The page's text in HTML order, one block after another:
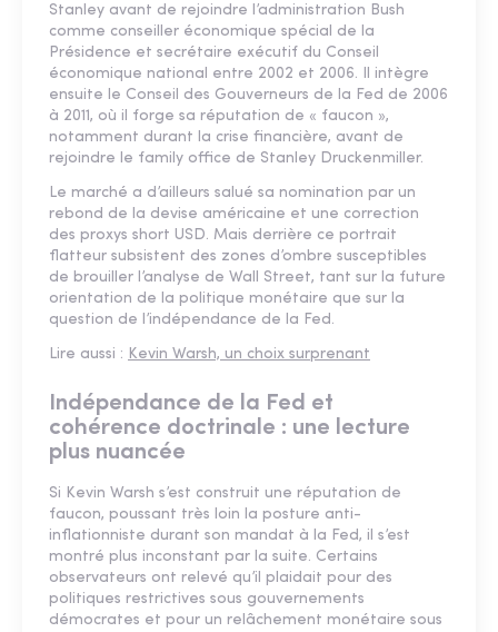
Stanley avant de rejoindre l’administration Bush
comme conseiller économique spécial de la
Présidence et secrétaire exécutif du Conseil
économique national entre 2002 et 2006. Il intègre
ensuite le Conseil des Gouverneurs de la Fed de 2006
à 2011, où il forge sa réputation de « faucon »,
notamment durant la crise financière, avant de
rejoindre le family office de Stanley Druckenmiller.
Le marché a d’ailleurs salué sa nomination par un
rebond de la devise américaine et une correction
des proxys short USD. Mais derrière ce portrait
flatteur subsistent des zones d’ombre susceptibles
de brouiller l’analyse de Wall Street, tant sur la future
orientation de la politique monétaire que sur la
question de l’indépendance de la Fed.
Lire aussi : Kevin Warsh, un choix surprenant
Indépendance de la Fed et
cohérence doctrinale : une lecture
plus nuancée
Si Kevin Warsh s’est construit une réputation de
faucon, poussant très loin la posture anti-
inflationniste durant son mandat à la Fed, il s’est
montré plus inconstant par la suite. Certains
observateurs ont relevé qu’il plaidait pour des
politiques restrictives sous gouvernements
démocrates et pour un relâchement monétaire sous